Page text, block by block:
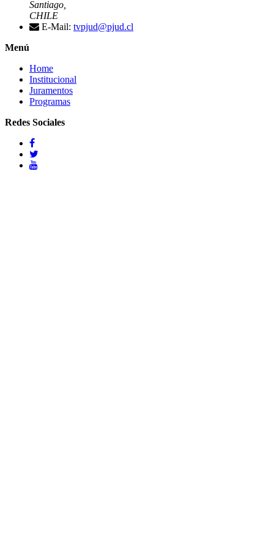
Santiago,
CHILE
E-Mail: tvpjud@pjud.cl
Menú
Home
Institucional
Juramentos
Programas
Redes Sociales